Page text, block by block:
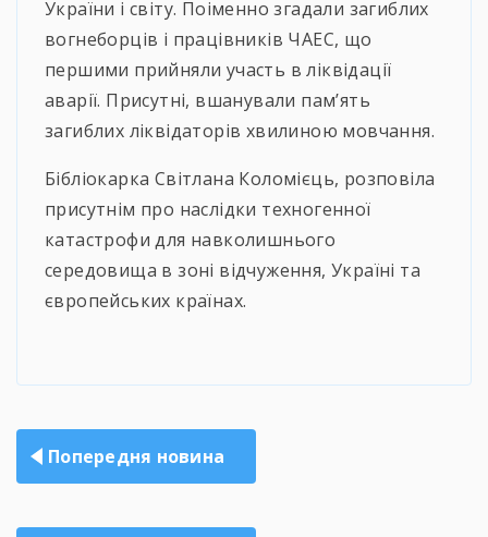
України і світу. Поіменно згадали загиблих
вогнеборців і працівників ЧАЕС, що
першими прийняли участь в ліквідації
аварії. Присутні, вшанували пам’ять
загиблих ліквідаторів хвилиною мовчання.
Бібліокарка Світлана Коломієць, розповіла
присутнім про наслідки техногенної
катастрофи для навколишнього
середовища в зоні відчуження, Україні та
європейських країнах.
Навігація
записів
Попередня новина